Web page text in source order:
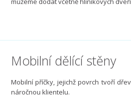
Mobilní dělící stěny
Mobilní příčky, jejichž povrch tvoří
náročnou klientelu.